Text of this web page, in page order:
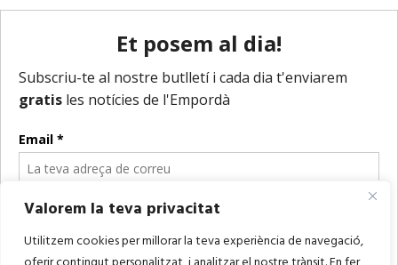
Valorem la teva privacitat
Utilitzem cookies per millorar la teva experiència de navegació,